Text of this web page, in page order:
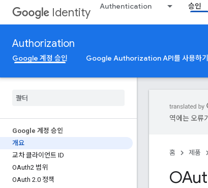
Identity Authentication 승인
Authorization
Google 계정 승인 Google Authorization API를 사용하기
Google 계정 승인
개요
교차 클라이언트 ID
OAuth2 범위
OAuth 2.0 정책
역에는 오류
홈 제품